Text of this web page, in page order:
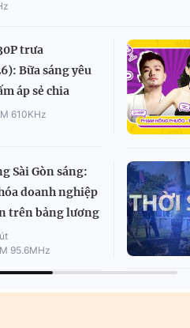
trưa
Bữa sáng yêu
áp sẻ chia
610KHz
Sài Gòn sáng:
doanh nghiệp
trên bảng lương
95.6MHz